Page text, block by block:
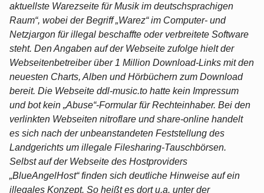
aktuellste Warezseite für Musik im deutschsprachigen
Raum“, wobei der Begriff „Warez“ im Computer- und
Netzjargon für illegal beschaffte oder verbreitete Software
steht. Den Angaben auf der Webseite zufolge hielt der
Webseitenbetreiber über 1 Million Download-Links mit den
neuesten Charts, Alben und Hörbüchern zum Download
bereit. Die Webseite ddl-music.to hatte kein Impressum
und bot kein „Abuse“-Formular für Rechteinhaber. Bei den
verlinkten Webseiten nitroflare und share-online handelt
es sich nach der unbeanstandeten Feststellung des
Landgerichts um illegale Filesharing-Tauschbörsen.
Selbst auf der Webseite des Hostproviders
„BlueAngelHost“ finden sich deutliche Hinweise auf ein
illegales Konzept. So heißt es dort u.a. unter der